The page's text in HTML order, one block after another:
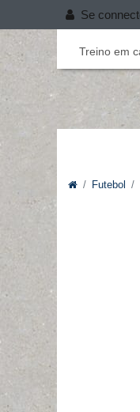
Se
Andebol
Treino em
Futebol